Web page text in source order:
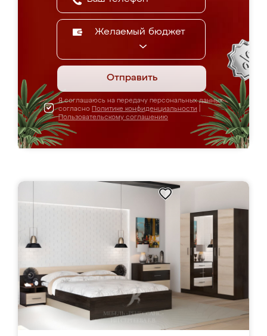
Желаемый бюджет
Отправить
Я соглашаюсь на передачу персональных данных
согласно Политике конфиденциальности
Пользовательскому соглашению